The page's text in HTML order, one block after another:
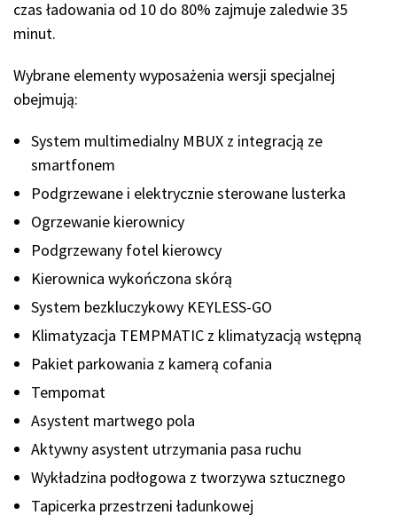
czas ładowania od 10 do 80% zajmuje zaledwie 35
minut.
Wybrane elementy wyposażenia wersji specjalnej
obejmują:
System multimedialny MBUX z integracją ze
smartfonem
Podgrzewane i elektrycznie sterowane lusterka
Ogrzewanie kierownicy
Podgrzewany fotel kierowcy
Kierownica wykończona skórą
System bezkluczykowy KEYLESS-GO
Klimatyzacja TEMPMATIC z klimatyzacją wstępną
Pakiet parkowania z kamerą cofania
Tempomat
Asystent martwego pola
Aktywny asystent utrzymania pasa ruchu
Wykładzina podłogowa z tworzywa sztucznego
Tapicerka przestrzeni ładunkowej